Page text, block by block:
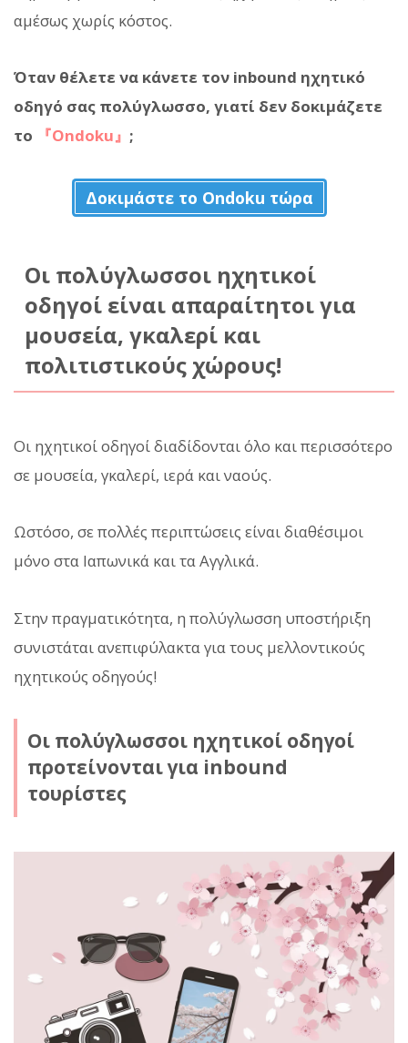
αμέσως χωρίς κόστος.
Όταν θέλετε να κάνετε τον inbound ηχητικό
οδηγό σας πολύγλωσσο, γιατί δεν δοκιμάζετε
το
『Ondoku』 ;
Δοκιμάστε το Ondoku τώρα
Οι πολύγλωσσοι ηχητικοί
οδηγοί είναι απαραίτητοι για
μουσεία, γκαλερί και
πολιτιστικούς χώρους!
Οι ηχητικοί οδηγοί διαδίδονται όλο και περισσότερο
σε μουσεία, γκαλερί, ιερά και ναούς.
Ωστόσο, σε πολλές περιπτώσεις είναι διαθέσιμοι
μόνο στα Ιαπωνικά και τα Αγγλικά.
Στην πραγματικότητα, η πολύγλωσση υποστήριξη
συνιστάται ανεπιφύλακτα για τους μελλοντικούς
ηχητικούς οδηγούς!
Οι πολύγλωσσοι ηχητικοί οδηγοί
προτείνονται για inbound
τουρίστες